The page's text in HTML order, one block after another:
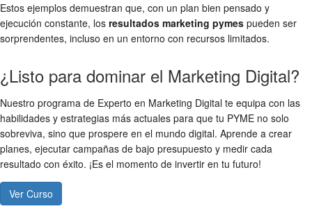
Estos ejemplos demuestran que, con un plan bien pensado y
ejecución constante, los resultados marketing pymes pueden ser
sorprendentes, incluso en un entorno con recursos limitados.
¿Listo para dominar el Marketing Digital?
Nuestro programa de Experto en Marketing Digital te equipa con las
habilidades y estrategias más actuales para que tu PYME no solo
sobreviva, sino que prospere en el mundo digital. Aprende a crear
planes, ejecutar campañas de bajo presupuesto y medir cada
resultado con éxito. ¡Es el momento de invertir en tu futuro!
Ver Curso